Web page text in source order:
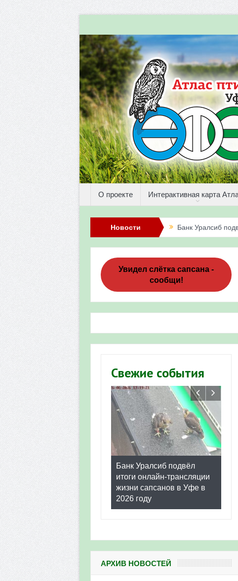
О проекте Интерактивная карта
Новости Банк Уралсиб
Итоги акции
Три птенца
Итоги акции
«Весенняя
Мероприятие
Участие
численности птиц в
«Весенняя
Мониторинг
Увидел слётка сапсана -
сообщи!
Свежие события
Банк Уралсиб подвёл
итоги онлайн-трансляции
жизни сапсанов в Уфе в
2026 году
АРХИВ НОВОСТЕЙ